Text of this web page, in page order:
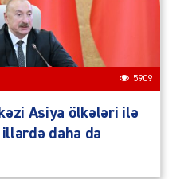
5909
Asiya ölkələri ilə
daha da